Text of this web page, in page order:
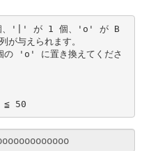
、'|' が 1 個、'o' が B
が与えられます。
'o' に置き換えてくださ
≦ 50